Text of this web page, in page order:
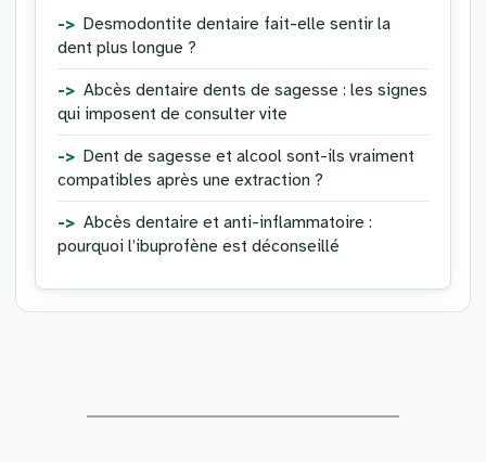
Desmodontite dentaire fait-elle sentir la
dent plus longue ?
Abcès dentaire dents de sagesse : les signes
qui imposent de consulter vite
Dent de sagesse et alcool sont-ils vraiment
compatibles après une extraction ?
Abcès dentaire et anti-inflammatoire :
pourquoi l’ibuprofène est déconseillé